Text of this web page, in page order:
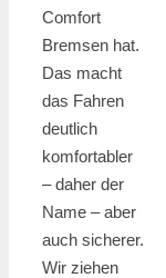
Comfort
Bremsen hat.
Das macht
das Fahren
deutlich
komfortabler
– daher der
Name – aber
auch sicherer.
Wir ziehen